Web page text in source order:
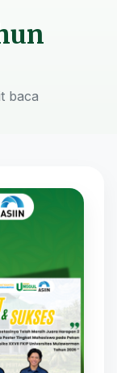
baca